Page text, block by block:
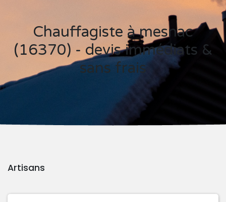
Chauffagiste à mesnac
(16370) - devis immédiats &
sans frais
Artisans